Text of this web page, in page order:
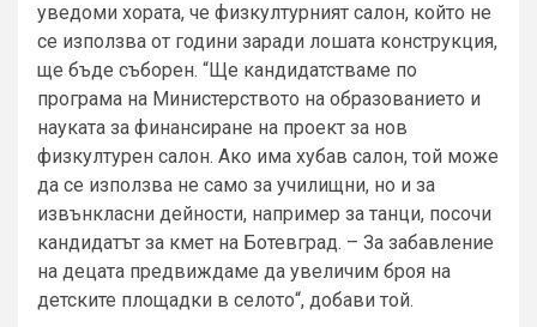
уведоми хората, че физкултурният салон, който не
се използва от години заради лошата конструкция,
ще бъде съборен. “Ще кандидатстваме по
програма на Министерството на образованието и
науката за финансиране на проект за нов
физкултурен салон. Ако има хубав салон, той може
да се използва не само за училищни, но и за
извънкласни дейности, например за танци, посочи
кандидатът за кмет на Ботевград. – За забавление
на децата предвиждаме да увеличим броя на
детските площадки в селото“, добави той.